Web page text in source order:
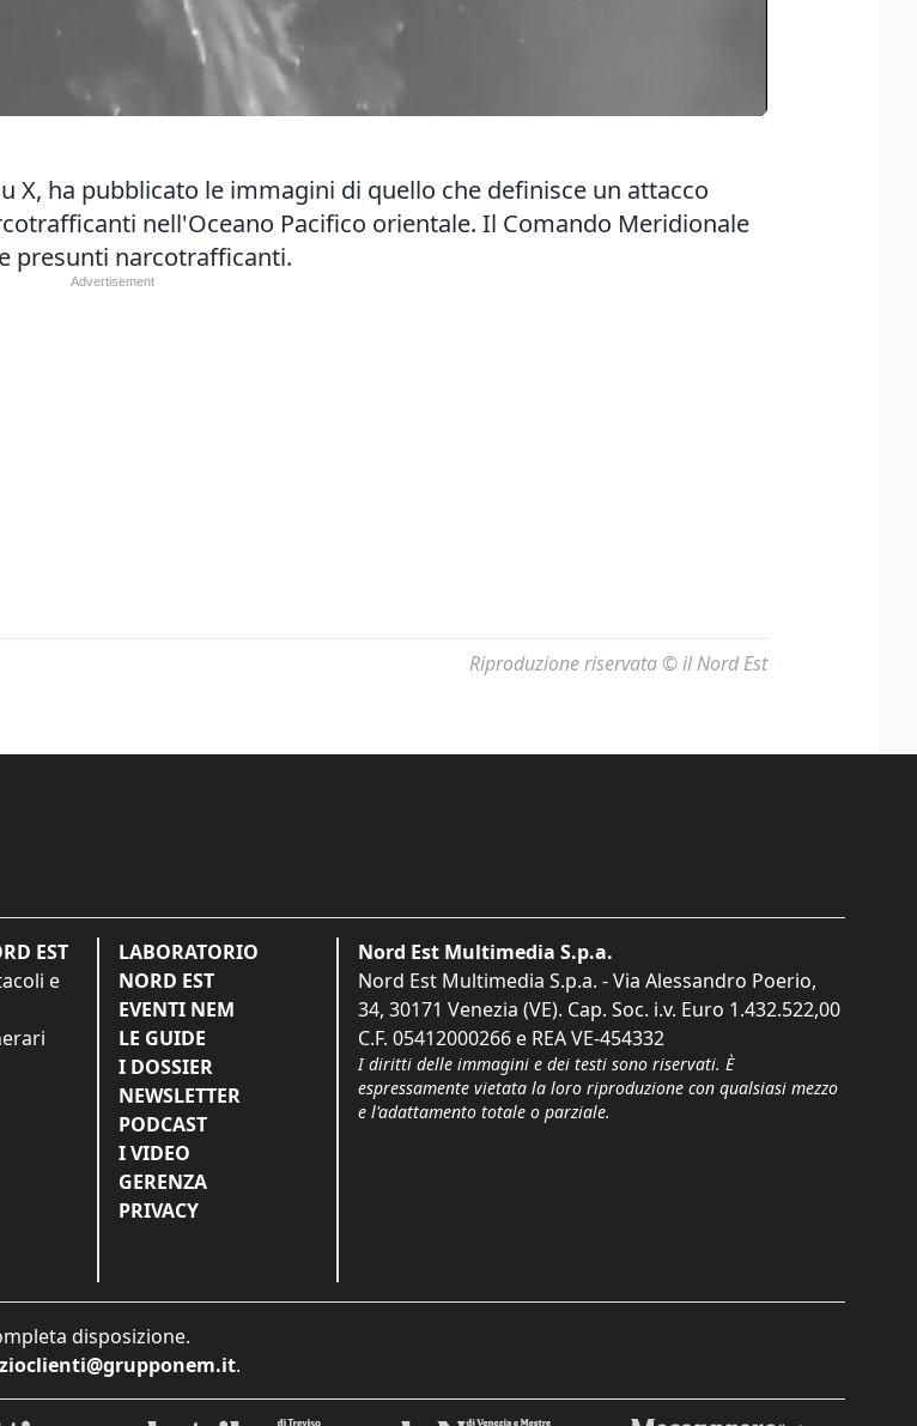
X, ha pubblicato le immagini di quello che definisce un attacco
nell'Oceano Pacifico orientale. Il Comando Meridionale
presunti narcotrafficanti.
Riproduzione riservata © il Nord Est
EST
e
LABORATORIO
NORD EST
EVENTI NEM
LE GUIDE
I DOSSIER
NEWSLETTER
PODCAST
I VIDEO
GERENZA
PRIVACY
Nord Est Multimedia S.p.a.
Nord Est Multimedia S.p.a. - Via Alessandro Poerio,
34, 30171 Venezia (VE). Cap. Soc. i.v. Euro 1.432.522,00
C.F. 05412000266 e REA VE-454332
I diritti delle immagini e dei testi sono riservati. È
espressamente vietata la loro riproduzione con qualsiasi mezzo
e l'adattamento totale o parziale.
disposizione.
.